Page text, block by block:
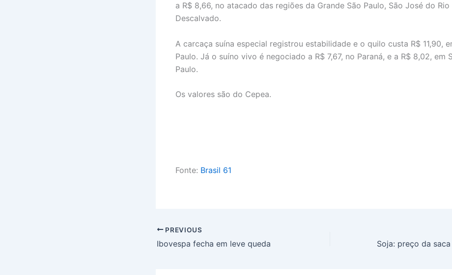
a R$ 8,66, no atacado das regiões da Grande São Paulo, São José do
Descalvado.
A carcaça suína especial registrou estabilidade e o quilo custa R$ 11,90,
Paulo. Já o suíno vivo é negociado a R$ 7,67, no Paraná, e a R$ 8,02, em
Paulo.
Os valores são do Cepea.
Fonte: Brasil 61
PREVIOUS
Ibovespa fecha em leve queda Soja: preço da